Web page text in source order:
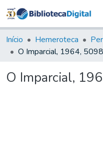
Início Hemeroteca
O Imparcial, 1964, 5098
O Imparcial,